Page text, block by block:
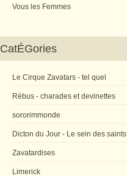
Vous les Femmes
CatÉGories
Le Cirque Zavatars - tel quel
Rébus - charades et devinettes
sororimmonde
Dicton du Jour - Le sein des saints
Zavatardises
Limerick